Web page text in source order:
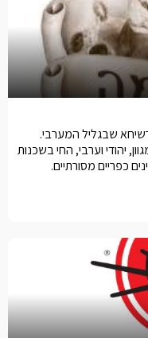
שבגליל המערבי.
יהודי וערבי, החי בשכנות
כפריים מסורתיים.